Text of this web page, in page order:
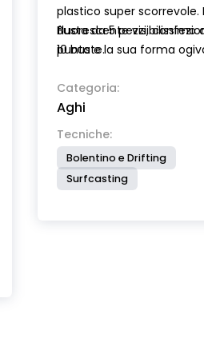
plastico super scorrevole.
fluorescente visibilissimo
punta e la sua forma
indesiderate della
innesco.
Busta da 5 pezzi,
10 buste.
Categoria:
Aghi
Tecniche:
Bolentino e Drifting
Surfcasting